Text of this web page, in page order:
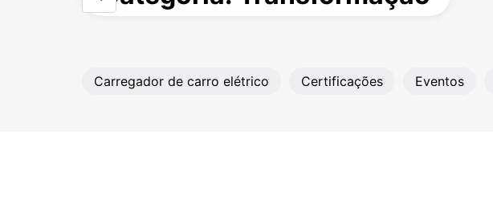
Carregador de carro elétrico Certificações Eventos